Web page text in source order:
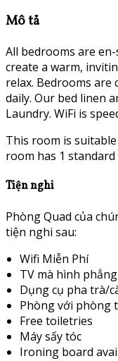
Mô tả
All bedrooms are
create a warm,
relax. Bedrooms
daily. Our bed linen
Laundry. WiFi is
This room is
room has 1
Tiện nghi
Phòng Quad của
tiện nghi sau:
Wifi Miễn Phí
TV mà hình phẳng
Dụng cụ pha trà/
Phòng với phòng
Free toiletries
Máy sấy tóc
Ironing board